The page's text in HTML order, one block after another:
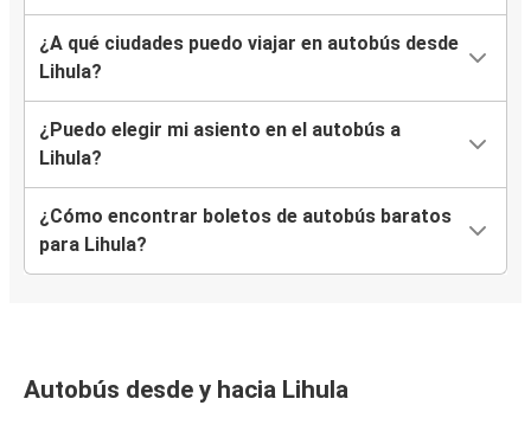
¿A qué ciudades puedo viajar en autobús desde
Lihula?
¿Puedo elegir mi asiento en el autobús a
Lihula?
¿Cómo encontrar boletos de autobús baratos
para Lihula?
Autobús desde y hacia Lihula